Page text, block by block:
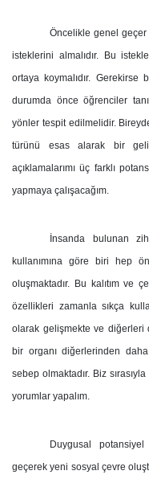
Öncelikle genel geçer
isteklerini almalıdır. Bu
ortaya koymalıdır. Gerekirse
durumda önce öğrenciler
yönler tespit edilmelidir.
türünü esas alarak bir
açıklamalarımı üç farklı
yapmaya çalışacağım.
İnsanda bulunan
kullanımına göre biri hep
oluşmaktadır. Bu kalıtım ve
özellikleri zamanla sıkça
olarak gelişmekte ve diğerleri
bir organı diğerlerinden
sebep olmaktadır. Biz
yorumlar yapalım.
Duygusal
geçerek yeni sosyal çevre